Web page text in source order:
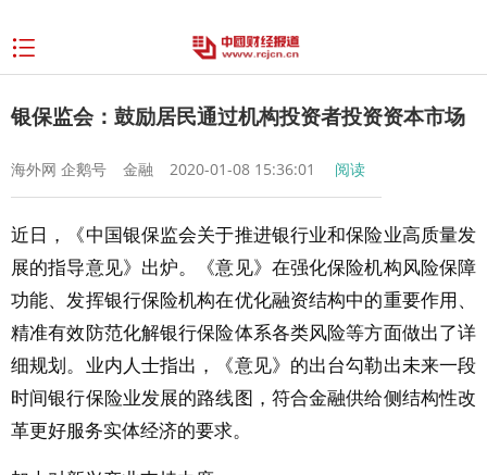
银保监会：鼓励居民通过机构投资者投资资本市场
海外网 企鹅号 金融 2020-01-08 15:36:01 阅读
近日，《中国银保监会关于推进银行业和保险业高质量发
展的指导意见》出炉。《意见》在强化保险机构风险保障
功能、发挥银行保险机构在优化融资结构中的重要作用、
精准有效防范化解银行保险体系各类风险等方面做出了详
细规划。业内人士指出，《意见》的出台勾勒出未来一段
时间银行保险业发展的路线图，符合金融供给侧结构性改
革更好服务实体经济的要求。